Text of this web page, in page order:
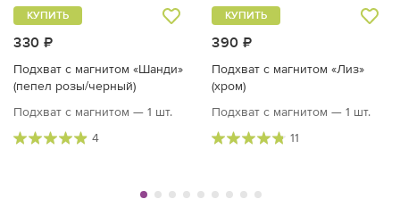
330 ₽
КУПИТЬ
Подхват с магнитом «Шанди»
(пепел розы/черный)
Подхват с магнитом — 1 шт.
4
390 ₽
КУПИТЬ
Подхват с магнитом «Лиз»
(хром)
Подхват с магнитом — 1 шт.
11